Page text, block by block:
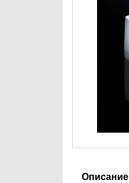
Описание